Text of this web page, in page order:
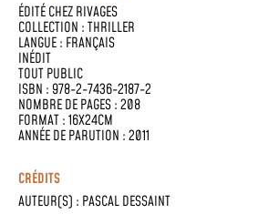
ÉDITÉ CHEZRIVAGES
COLLECTION :THRILLER
LANGUE : FRANÇAIS
INÉDIT
TOUT PUBLIC
ISBN : 978-2-7436-2187-2
NOMBRE DE PAGES : 208
FORMAT : 16X24CM
ANNÉE DE PARUTION : 2011
CRÉDITS
AUTEUR(S) : PASCAL DESSAINT